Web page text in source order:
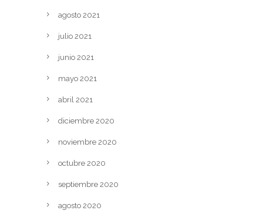
agosto 2021
julio 2021
junio 2021
mayo 2021
abril 2021
diciembre 2020
noviembre 2020
octubre 2020
septiembre 2020
agosto 2020